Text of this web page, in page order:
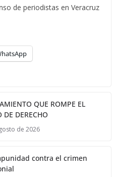
de periodistas en Veracruz
QUE ROMPE EL
DE DERECHO
de 2026
contra el crimen